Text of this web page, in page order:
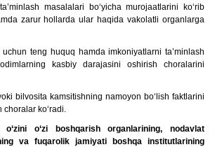
masalalari bo‘yicha murojaatlarini ko‘rib
zarur hollarda ular haqida vakolatli organlarga
teng huquq hamda imkoniyatlarni ta’minlash
kasbiy darajasini oshirish choralarini
bilvosita kamsitishning namoyon bo‘lish faktlarini
choralar ko‘radi.
o‘zini o‘zi boshqarish organlarining, nodavlat
va fuqarolik jamiyati boshqa institutlarining